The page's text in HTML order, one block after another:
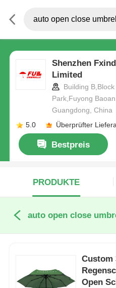
Shenzhen
Limited
Building
Park,Fuyong
Guangdong, China
5.0
Überprüfter
Bestpreis
PRODUKTE
Custom
Open